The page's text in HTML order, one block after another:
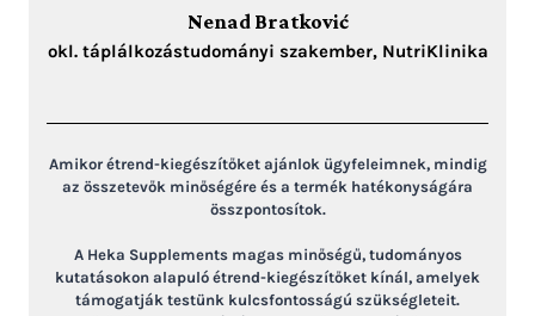
Nenad Bratković
okl. táplálkozástudományi szakember, NutriKlinika
Amikor étrend-kiegészítőket ajánlok ügyfeleimnek, mindig
az összetevők minőségére és a termék hatékonyságára
összpontosítok.
A Heka Supplements magas minőségű, tudományos
kutatásokon alapuló étrend-kiegészítőket kínál, amelyek
támogatják testünk kulcsfontosságú szükségleteit.